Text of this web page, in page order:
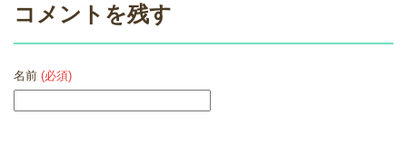
コメントを残す
名前 (必須)